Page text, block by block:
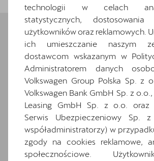
Wybrane elementy
wyposażenia
Ten samochód bazuje na wersji
Zapoznaj się z wybranymi
wyposażenia. O pełną specyfikację
dealera.
Wyposażenie standardowe
technologii w celach
statystycznych,
użytkowników oraz reklamowych.
ich umieszczanie naszym
dostawcom wskazanym w
Administratorem danych
Volkswagen Group Polska Sp. z
Volkswagen Bank GmbH Sp. z
Leasing GmbH Sp. z o.o. oraz
Serwis Ubezpieczeniowy Sp.
współadministratorzy) w
zgody na cookies reklamowe,
społecznościowe.